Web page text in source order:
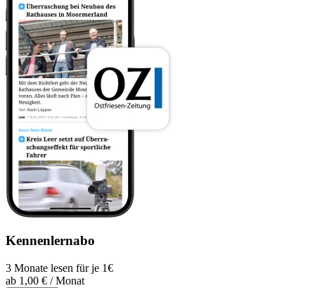
Kennenlernabo
3 Monate lesen für je 1€
ab 1,00 € / Monat